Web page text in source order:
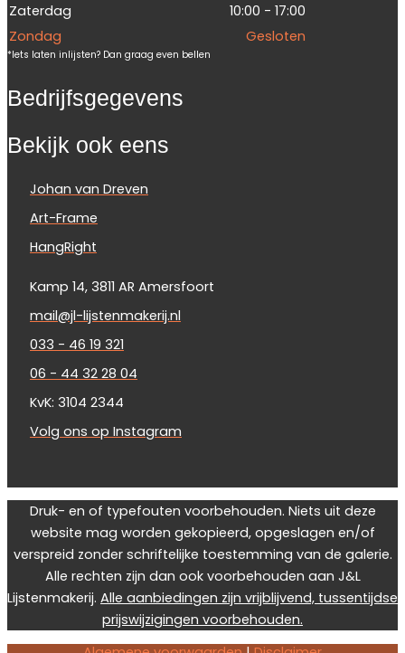
Zaterdag
10:00 - 17:00
Zondag
Gesloten
*Iets laten inlijsten? Dan graag even bellen
Bedrijfsgegevens
Bekijk ook eens
Johan van Dreven
Art-Frame
HangRight
Kamp 14, 3811 AR Amersfoort
mail@jl-lijstenmakerij.nl
033 - 46 19 321
06 - 44 32 28 04
KvK: 3104 2344
Volg ons op Instagram
Druk- en of typefouten voorbehouden. Niets uit deze
website mag worden gekopieerd, opgeslagen en/of
verspreid zonder schriftelijke toestemming van de galerie.
Alle rechten zijn dan ook voorbehouden aan J&L
Lijstenmakerij. Alle aanbiedingen zijn vrijblijvend, tussentijdse
prijswijzigingen voorbehouden.